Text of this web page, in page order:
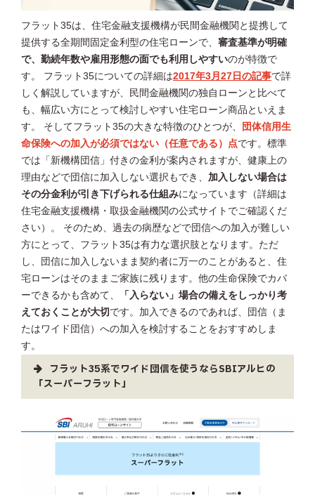
フラット35は、住宅金融支援機構が民間金融機関と提携して
提供する全期間固定金利型の住宅ローンで、 審査基準が明確
で、勤続年数や雇用形態の面でも利用しやすいのが特徴で
す。 フラット35についての詳細は2017年3月27日の記事で詳
しく解説していますが、民間金融機関の独自ローンと比べて
も、幅広い方にとって検討しやすい住宅ローン商品といえま
す。 そしてフラット35の大きな特徴のひとつが、
団体信用生
命保険への加入が必須ではない（任意である）点です。標準
では「新機構団信」付きの金利が案内されますが、健康上の
理由などで団信に加入しない選択もでき、 加入しない場合は
その分金利が引き下げられる仕組みになっています（詳細は
住宅金融支援機構・取扱金融機関の公式サイトでご確認くだ
さい）。 そのため、過去の病歴などで団信への加入が難しい
方にとって、フラット35は有力な選択肢となります。ただ
し、団信に加入しないまま契約者に万一のことがあると、住
宅ローンはそのままご家族に残ります。他の生命保険でカバ
ーできるかも含めて、
「入らない」場合の備えをしっかり考
えておくことが大切です。加入できるのであれば、団信（ま
たはワイド団信）への加入を検討することをおすすめしま
す。
フラット35系でワイド団信を使うならSBIアルヒの
「スーパーフラット」